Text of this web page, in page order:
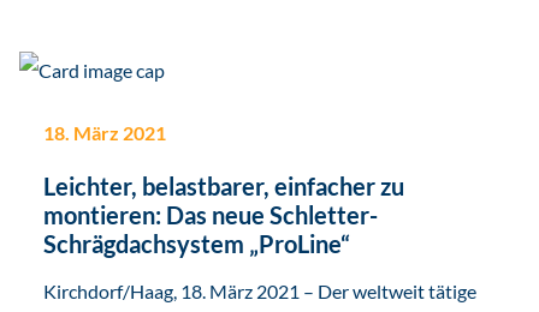
18. März 2021
Leichter, belastbarer, einfacher zu
montieren: Das neue Schletter-
Schrägdachsystem „ProLine“
Kirchdorf/Haag, 18. März 2021 – Der weltweit tätige